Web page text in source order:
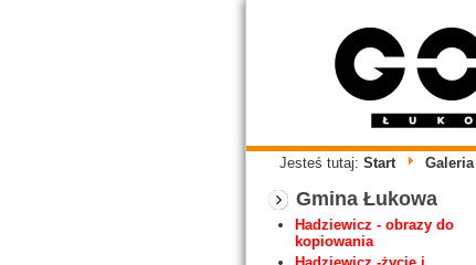
Jesteś tutaj: Start
Gmina Łukowa
Hadziewicz - obrazy do
kopiowania